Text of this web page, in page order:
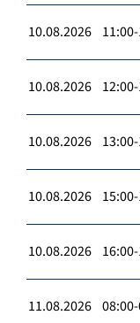
10.08.2026
10.08.2026
10.08.2026
10.08.2026
10.08.2026
11.08.2026